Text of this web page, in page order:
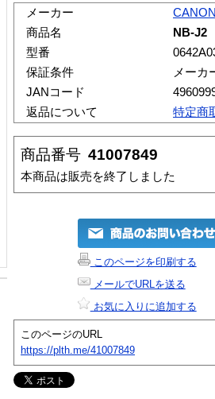
メーカー
商品名
NB-J2
型番
保証条件
メーカ
JANコード
返品について
特定商
商品番号 41007849
本商品は販売を終了しました
このページを印刷する
メールでURLを送る
お気に入りに追加する
このページのURL
https://plth.me/41007849